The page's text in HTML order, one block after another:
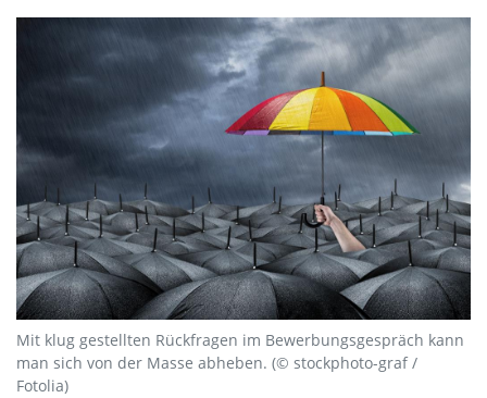
Mit klug gestellten Rückfragen im Bewerbungsgespräch kann
man sich von der Masse abheben. (© stockphoto-graf /
Fotolia)